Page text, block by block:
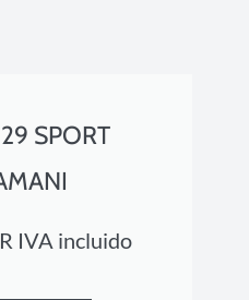
SPORT
IVA incluido